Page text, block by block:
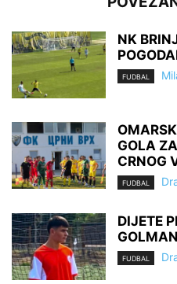
NK
FUDBAL
GOLA
CRNOG
FUDBAL
DIJETE
FUDBAL